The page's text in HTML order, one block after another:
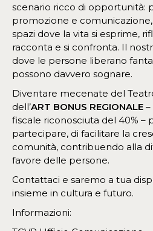
scenario ricco di opportunità:
promozione e
spazi dove la vita si esprime,
racconta e si confronta. Il
dove le persone liberano
possono davvero sognare.
Diventare mecenate del
dell’ART BONUS REGIONALE
fiscale riconosciuta del 40% –
partecipare, di facilitare la
comunità, contribuendo alla
favore delle persone.
Contattaci e saremo a tua
insieme in cultura e futuro.
Informazioni: